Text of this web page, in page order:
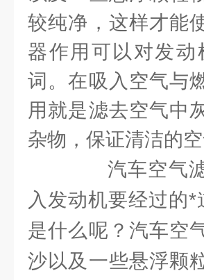
较纯净，这样才能
器作用可以对发
词。在吸入空气与
用就是滤去空气中
杂物，保证清洁的
汽车空气滤
入发动机要经过的*
是什么呢？汽车空
沙以及一些悬浮颗